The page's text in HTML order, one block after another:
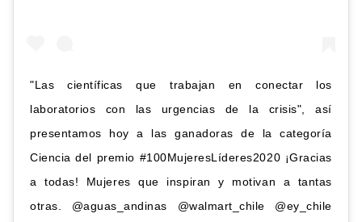
"Las científicas que trabajan en conectar los
laboratorios con las urgencias de la crisis", así
presentamos hoy a las ganadoras de la categoría
Ciencia del premio #100MujeresLíderes2020 ¡Gracias
a todas! Mujeres que inspiran y motivan a tantas
otras. @aguas_andinas @walmart_chile @ey_chile